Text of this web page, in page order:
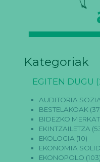
Kategoriak
EGITEN DUGU
AUDITORIA
BESTELAKOAK
BIDEZKO
EKINTZAILETZA
EKOLOGIA (10)
EKONOMIA
EKONOPOLO (103)